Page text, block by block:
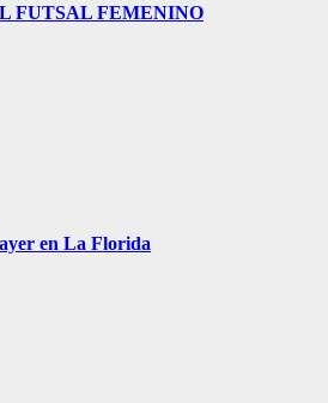
FUTSAL FEMENINO
en La Florida